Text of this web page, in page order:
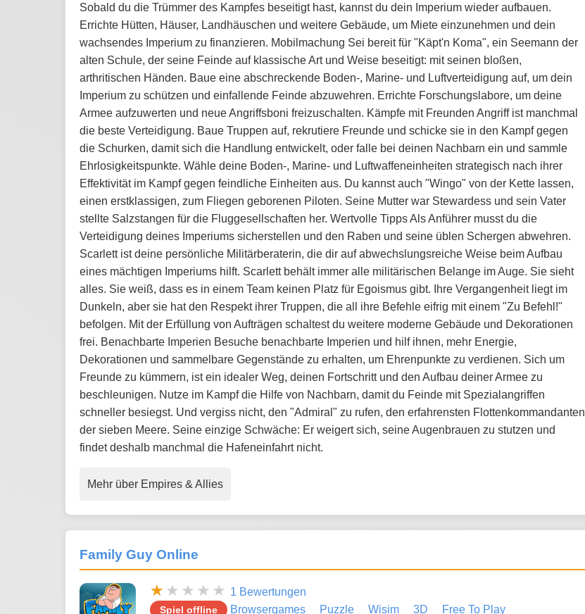
Sobald du die Trümmer des Kampfes beseitigt hast, kannst du dein Imperium wieder aufbauen.
Errichte Hütten, Häuser, Landhäuschen und weitere Gebäude, um Miete einzunehmen und dein
wachsendes Imperium zu finanzieren. Mobilmachung Sei bereit für "Käpt'n Koma", ein Seemann der
alten Schule, der seine Feinde auf klassische Art und Weise beseitigt: mit seinen bloßen,
arthritischen Händen. Baue eine abschreckende Boden-, Marine- und Luftverteidigung auf, um dein
Imperium zu schützen und einfallende Feinde abzuwehren. Errichte Forschungslabore, um deine
Armee aufzuwerten und neue Angriffsboni freizuschalten. Kämpfe mit Freunden Angriff ist manchmal
die beste Verteidigung. Baue Truppen auf, rekrutiere Freunde und schicke sie in den Kampf gegen
die Schurken, damit sich die Handlung entwickelt, oder falle bei deinen Nachbarn ein und sammle
Ehrlosigkeitspunkte. Wähle deine Boden-, Marine- und Luftwaffeneinheiten strategisch nach ihrer
Effektivität im Kampf gegen feindliche Einheiten aus. Du kannst auch "Wingo" von der Kette lassen,
einen erstklassigen, zum Fliegen geborenen Piloten. Seine Mutter war Stewardess und sein Vater
stellte Salzstangen für die Fluggesellschaften her. Wertvolle Tipps Als Anführer musst du die
Verteidigung deines Imperiums sicherstellen und den Raben und seine üblen Schergen abwehren.
Scarlett ist deine persönliche Militärberaterin, die dir auf abwechslungsreiche Weise beim Aufbau
eines mächtigen Imperiums hilft. Scarlett behält immer alle militärischen Belange im Auge. Sie sieht
alles. Sie weiß, dass es in einem Team keinen Platz für Egoismus gibt. Ihre Vergangenheit liegt im
Dunkeln, aber sie hat den Respekt ihrer Truppen, die all ihre Befehle eifrig mit einem "Zu Befehl!"
befolgen. Mit der Erfüllung von Aufträgen schaltest du weitere moderne Gebäude und Dekorationen
frei. Benachbarte Imperien Besuche benachbarte Imperien und hilf ihnen, mehr Energie,
Dekorationen und sammelbare Gegenstände zu erhalten, um Ehrenpunkte zu verdienen. Sich um
Freunde zu kümmern, ist ein idealer Weg, deinen Fortschritt und den Aufbau deiner Armee zu
beschleunigen. Nutze im Kampf die Hilfe von Nachbarn, damit du Feinde mit Spezialangriffen
schneller besiegst. Und vergiss nicht, den "Admiral" zu rufen, den erfahrensten Flottenkommandanten
der sieben Meere. Seine einzige Schwäche: Er weigert sich, seine Augenbrauen zu stutzen und
findet deshalb manchmal die Hafeneinfahrt nicht.
Mehr über Empires & Allies
Family Guy Online
1 Bewertungen
Spiel offline Browsergames Puzzle Wisim 3D Free To Play